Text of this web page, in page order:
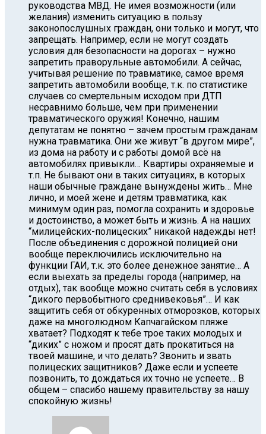
руководства МВД. Не имея возможности (или
желания) изменить ситуацию в пользу
законопослушных граждан, они только и могут, что
запрещать. Например, если не могут создать
условия для безопасности на дорогах – нужно
запретить праворульные автомобили. А сейчас,
учитывая решение по травматике, самое время
запретить автомобили вообще, т.к. по статистике
случаев со смертельным исходом при ДТП
несравнимо больше, чем при применении
травматического оружия! Конечно, нашим
депутатам не понятно – зачем простым гражданам
нужна травматика. Они же живут “в другом мире”,
из дома на работу и с работы домой всё на
автомобилях привыкли… Квартиры охраняемые и
т.п. Не бывают они в таких ситуациях, в которых
наши обычные граждане вынуждены жить… Мне
лично, и моей жене и детям травматика, как
минимум один раз, помогла сохранить и здоровье
и достоинство, а может быть и жизнь. А на наших
“милицейских-полицеских” никакой надежды нет!
После объединения с дорожной полицией они
вообще переключились исключительно на
функции ГАИ, т.к. это более денежное занятие… А
если выехать за пределы города (например, на
отдых), так вообще можно считать себя в условиях
“дикого первобытного среднивековья”… И как
защитить себя от обкуренных отморозков, которых
даже на многолюдном Капчагайском пляже
хватает? Подходят к тебе трое таких молодых и
“диких” с ножом и просят дать прокатиться на
твоей машине, и что делать? Звонить и звать
полицеских защитников? Даже если и успеете
позвонить, то дождаться их точно не успеете… В
общем – спасибо нашему правительству за нашу
спокойную жизнь!